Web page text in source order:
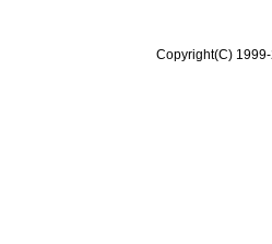
Copyright(C)